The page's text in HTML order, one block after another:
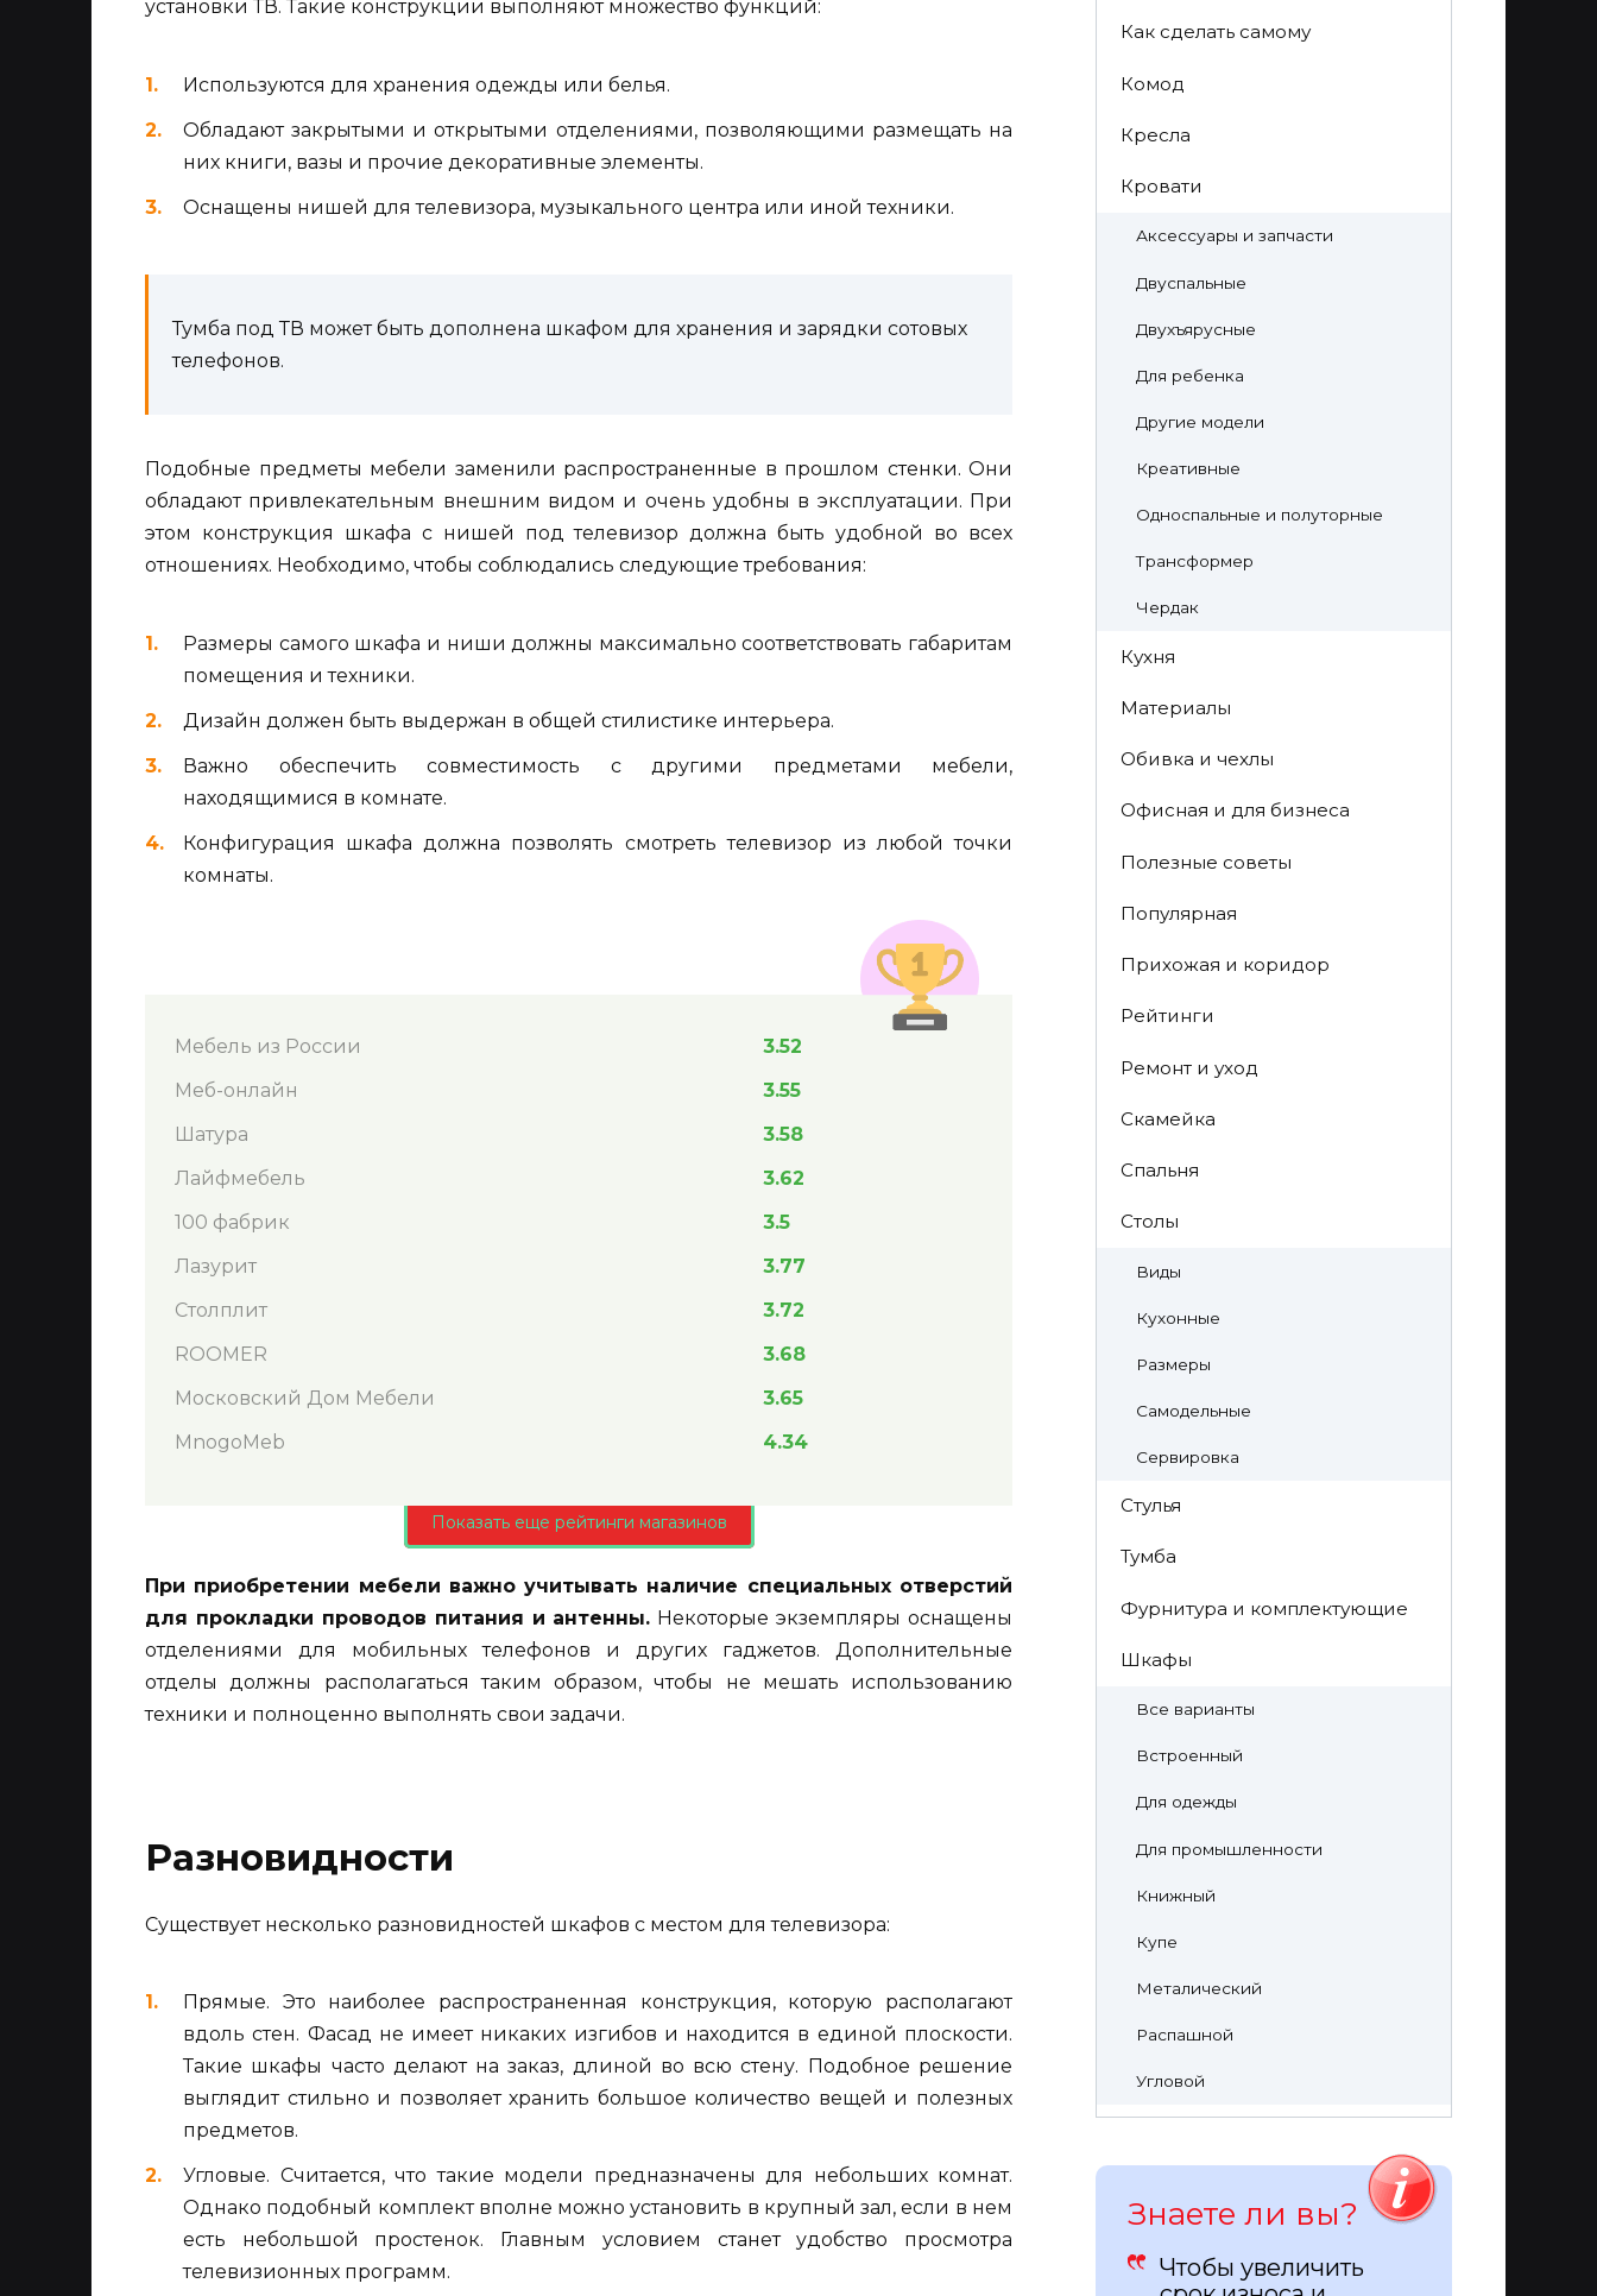
установки ТВ. Такие конструкции выполняют множество функций:
Используются для хранения одежды или белья.
Обладают закрытыми и открытыми отделениями, позволяющими размещать на
них книги, вазы и прочие декоративные элементы.
Оснащены нишей для телевизора, музыкального центра или иной техники.
Тумба под ТВ может быть дополнена шкафом для хранения и зарядки сотовых
телефонов.
Подобные предметы мебели заменили распространенные в прошлом стенки. Они
обладают привлекательным внешним видом и очень удобны в эксплуатации. При
этом конструкция шкафа с нишей под телевизор должна быть удобной во всех
отношениях. Необходимо, чтобы соблюдались следующие требования:
Размеры самого шкафа и ниши должны максимально соответствовать габаритам
помещения и техники.
Дизайн должен быть выдержан в общей стилистике интерьера.
Важно обеспечить совместимость с другими предметами мебели,
находящимися в комнате.
Конфигурация шкафа должна позволять смотреть телевизор из любой точки
комнаты.
Мебель из России
3.52
Меб-онлайн
3.55
Шатура
3.58
Лайфмебель
3.62
100 фабрик
3.5
Лазурит
3.77
Столплит
3.72
ROOMER
3.68
Московский Дом Мебели
3.65
MnogoMeb
4.34
Показать еще рейтинги магазинов
При приобретении мебели важно учитывать наличие специальных отверстий
для прокладки проводов питания и антенны. Некоторые экземпляры оснащены
отделениями для мобильных телефонов и других гаджетов. Дополнительные
отделы должны располагаться таким образом, чтобы не мешать использованию
техники и полноценно выполнять свои задачи.
Разновидности
Существует несколько разновидностей шкафов с местом для телевизора:
Прямые. Это наиболее распространенная конструкция, которую располагают
вдоль стен. Фасад не имеет никаких изгибов и находится в единой плоскости.
Такие шкафы часто делают на заказ, длиной во всю стену. Подобное решение
выглядит стильно и позволяет хранить большое количество вещей и полезных
предметов.
Угловые. Считается, что такие модели предназначены для небольших комнат.
Однако подобный комплект вполне можно установить в крупный зал, если в нем
есть небольшой простенок. Главным условием станет удобство просмотра
телевизионных программ.
Как сделать самому
Комод
Кресла
Кровати
Аксессуары и запчасти
Двуспальные
Двухъярусные
Для ребенка
Другие модели
Креативные
Односпальные и полуторные
Трансформер
Чердак
Кухня
Материалы
Обивка и чехлы
Офисная и для бизнеса
Полезные советы
Популярная
Прихожая и коридор
Рейтинги
Ремонт и уход
Скамейка
Спальня
Столы
Виды
Кухонные
Размеры
Самодельные
Сервировка
Стулья
Тумба
Фурнитура и комплектующие
Шкафы
Все варианты
Встроенный
Для одежды
Для промышленности
Книжный
Купе
Металический
Распашной
Угловой
Знаете ли вы?
Чтобы увеличить